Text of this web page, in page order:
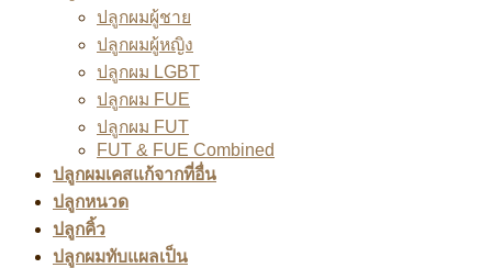
ปลูกผมผู้ชาย
ปลูกผมผู้หญิง
ปลูกผม LGBT
ปลูกผม FUE
ปลูกผม FUT
FUT & FUE Combined
ปลูกผมเคสแก้จากที่อื่น
ปลูกหนวด
ปลูกคิ้ว
ปลูกผมทับแผลเป็น